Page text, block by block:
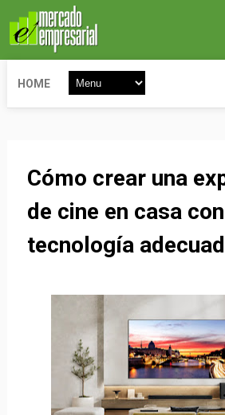
HOME
Cómo crear una
de cine en casa
tecnología